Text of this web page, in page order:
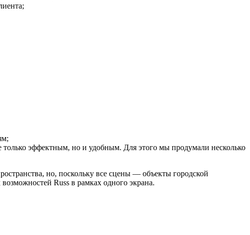
только эффектным, но и удобным. Для этого мы продумали несколько
но, поскольку все сцены — объекты городской
Russ в рамках одного экрана.